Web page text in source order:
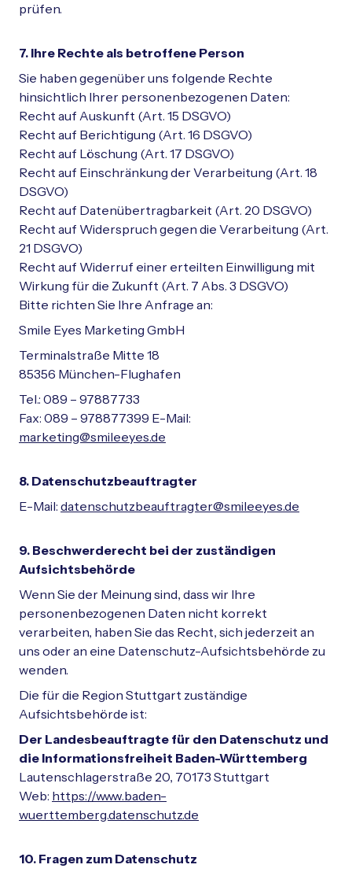
prüfen.
7. Ihre Rechte als betroffene Person
Sie haben gegenüber uns folgende Rechte
hinsichtlich Ihrer personenbezogenen Daten:
Recht auf Auskunft (Art. 15 DSGVO)
Recht auf Berichtigung (Art. 16 DSGVO)
Recht auf Löschung (Art. 17 DSGVO)
Recht auf Einschränkung der Verarbeitung (Art. 18
DSGVO)
Recht auf Datenübertragbarkeit (Art. 20 DSGVO)
Recht auf Widerspruch gegen die Verarbeitung (Art.
21 DSGVO)
Recht auf Widerruf einer erteilten Einwilligung mit
Wirkung für die Zukunft (Art. 7 Abs. 3 DSGVO)
Bitte richten Sie Ihre Anfrage an:
Smile Eyes Marketing GmbH
Terminalstraße Mitte 18
85356 München-Flughafen
Tel.: 089 – 97887733
Fax: 089 – 978877399 E-Mail:
marketing@smileeyes.de
8. Datenschutzbeauftragter
E-Mail: datenschutzbeauftragter@smileeyes.de
9. Beschwerderecht bei der zuständigen
Aufsichtsbehörde
Wenn Sie der Meinung sind, dass wir Ihre
personenbezogenen Daten nicht korrekt
verarbeiten, haben Sie das Recht, sich jederzeit an
uns oder an eine Datenschutz-Aufsichtsbehörde zu
wenden.
Die für die Region Stuttgart zuständige
Aufsichtsbehörde ist:
Der Landesbeauftragte für den Datenschutz und
die Informationsfreiheit Baden-Württemberg
Lautenschlagerstraße 20, 70173 Stuttgart
Web: https://www.baden-
wuerttemberg.datenschutz.de
10. Fragen zum Datenschutz